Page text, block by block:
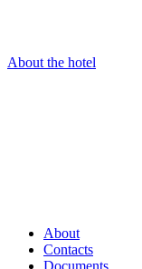
About the hotel
About
Contacts